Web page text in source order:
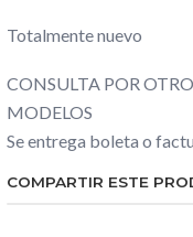
Totalmente nuevo
CONSULTA POR
MODELOS
Se entrega boleta o
COMPARTIR ESTE